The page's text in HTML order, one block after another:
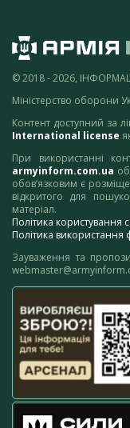
© 2018 - 2026,
Міністерство оборони
Контент доступний за
International license
При використанні
armyinform.com.ua
обов’язковим є
відкритого для
матеріал.
Політика користування
Політика використання
Зауваження та